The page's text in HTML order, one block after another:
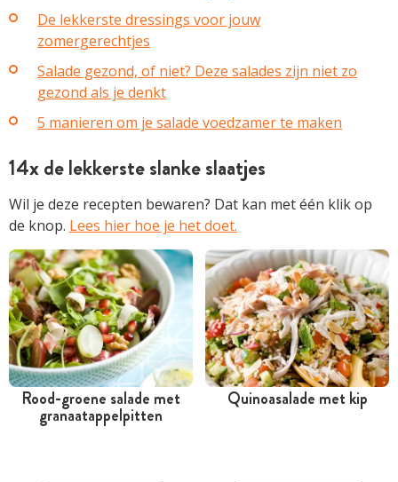
De lekkerste dressings voor jouw
zomergerechtjes
Salade gezond, of niet? Deze salades zijn niet zo
gezond als je denkt
5 manieren om je salade voedzamer te maken
14x de lekkerste slanke slaatjes
Wil je deze recepten bewaren? Dat kan met één klik op
de knop. Lees hier hoe je het doet.
Minder dan 30 minuten
Rood-groene salade met
granaatappelpitten
Quinoasalade met kip